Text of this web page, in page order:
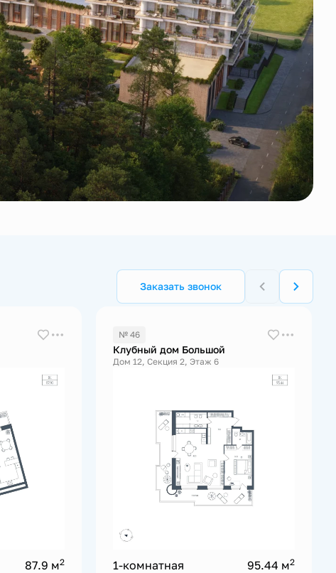
Заказать звонок
87.9 м2
№ 46
Клубный дом Большой
Дом 12, Секция 2, Этаж 6
1-комнатная 95.44 м2